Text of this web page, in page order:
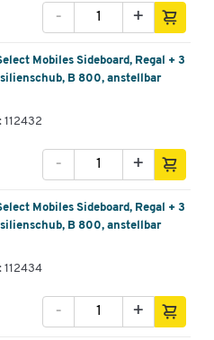
+
-
Mobiles Sideboard, Regal + 3
B 800, anstellbar
112432
+
-
Mobiles Sideboard, Regal + 3
B 800, anstellbar
112434
+
-